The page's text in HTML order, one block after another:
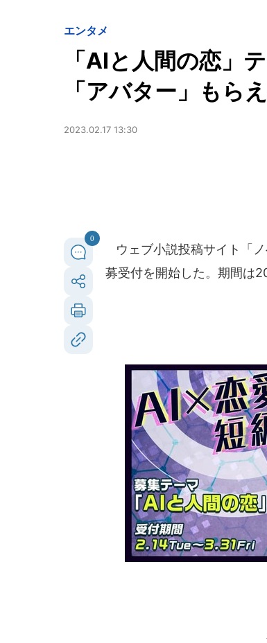
エンタメ
「AIと人間の恋」
「アバター」もら
2023.02.17 13:30
0
ウェブ小説投稿サイト「
募受付を開始した。期間は